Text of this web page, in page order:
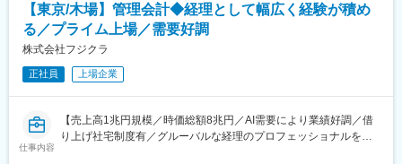
した。海外拠点は関係会社等も含めると15カ国29ヶ所にのぼりま
す。また、販売面でもEME（半導体封止用エポキシ樹脂成形材
料）などが世界でトップクラスのシェアを誇っています。
変更の範囲：会社の定める業務
・希望に応じて、将来的な海外駐在の機会もあり
■ 同社の製品：
自動車・家電製品・情報通信機器・携帯電話・PC・アミューズメ
ント機器など、幅広い分野の機器に搭載され、
市場は日本を核に、欧州・米国・アジア地域などに製造・販売拠
点を展開しており、世界中のお客様約2,000社に製品を提供してい
【東京/木場】管理会計◆経理として幅広く経験が積め
る／プライム上場／需要好調
株式会社フジクラ
正社員 上場企業
仕事内容
【売上高1兆円規模／時価総額8兆円／AI需要により業績好調／借
り上げ社宅制度有／グルーバルな経理のプロフェッショナルを目